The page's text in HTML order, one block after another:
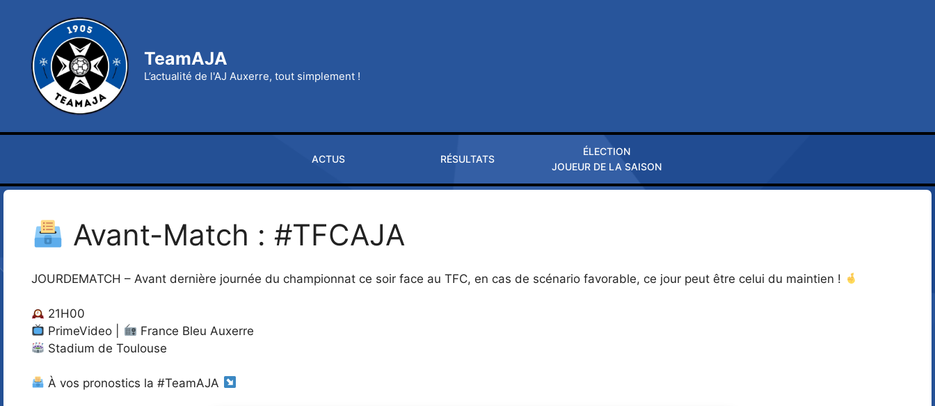
contenu
TeamAJA
L’actualité de l'AJ Auxerre, tout simplement !
ACTUS RÉSULTATS
ÉLECTION
JOUEUR DE LA SAISON
Avant-Match : #TFCAJA
JOURDEMATCH – Avant dernière journée du championnat ce soir face au TFC, en cas de scénario favorable, ce jour peut être celui du maintien !
21H00
PrimeVideo |
France Bleu Auxerre
Stadium de Toulouse
À vos pronostics la #TeamAJA